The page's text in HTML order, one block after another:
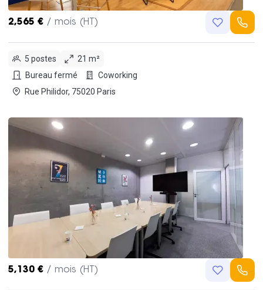
2,565 € / mois (HT)
5 postes
21 m²
Bureau fermé
Coworking
Rue Philidor, 75020 Paris
5,130 € / mois (HT)